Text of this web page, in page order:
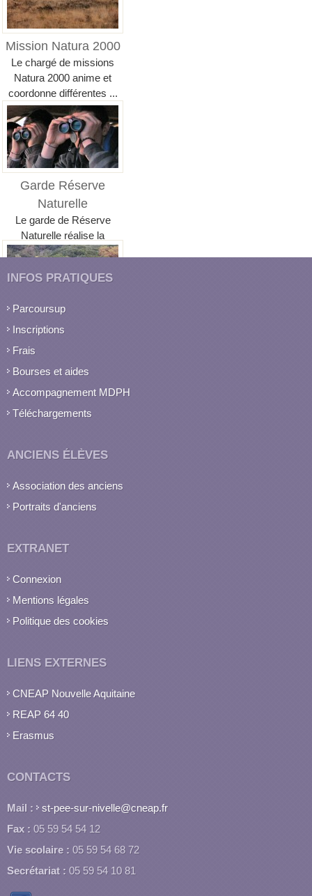
Mission Natura 2000
Le chargé de missions
Natura 2000 anime et
Garde Réserve
Naturelle
Le garde de Réserve
Naturelle réalise la
Technicien de gestion
Le technicien de gestion a
pour mission de mettre en
œuvre le pla...
INFOS PRATIQUES
Parcoursup
Inscriptions
Frais
Bourses et aides
Accompagnement MDPH
Téléchargements
ANCIENS ÉLÈVES
Association des anciens
Portraits d'anciens
EXTRANET
Connexion
Mentions légales
Politique des cookies
LIENS EXTERNES
CNEAP Nouvelle Aquitaine
REAP 64 40
Erasmus
CONTACTS
Mail :
st-pee-sur-nivelle@cneap.fr
Fax : 05 59 54 54 12
Vie scolaire : 05 59 54 68 72
Secrétariat : 05 59 54 10 81